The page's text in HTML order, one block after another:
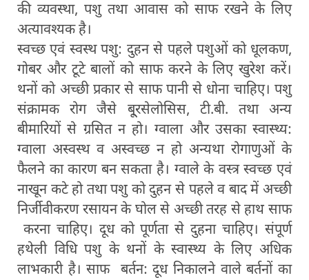
की व्यवस्था, पशु तथा आवास को साफ रखने के लिए
अत्यावश्यक है।
स्वच्छ एवं स्वस्थ पशु: दुहन से पहले पशुओं को धूलकण,
गोबर और टूटे बालों को साफ करने के लिए खुरेश करें।
थनों को अच्छी प्रकार से साफ पानी से धोना चाहिए। पशु
संक्रामक रोग जैसे बू्रसेलोसिस, टी.बी. तथा अन्य
बीमारियों से ग्रसित न हो। ग्वाला और उसका स्वास्थ्य:
ग्वाला अस्वस्थ व अस्वच्छ न हो अन्यथा रोगाणुओं के
फैलने का कारण बन सकता है। ग्वाले के वस्त्र स्वच्छ एवं
नाखून कटे हो तथा पशु को दुहन से पहले व बाद में अच्छी
निर्जीवीकरण रसायन के घोल से अच्छी तरह से हाथ साफ
करना चाहिए। दूध को पूर्णता से दुहना चाहिए। संपूर्ण
हथेली विधि पशु के थनों के स्वास्थ्य के लिए अधिक
लाभकारी है। साफ बर्तन: दूध निकालने वाले बर्तनों का